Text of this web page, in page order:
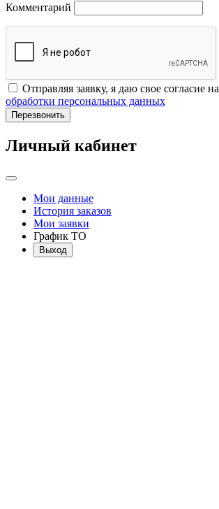
Комментарий
Отправляя заявку, я даю свое согласие на
обработки персональных данных
Перезвонить
Личный кабинет
Мои данные
История заказов
Мои заявки
График ТО
Выход